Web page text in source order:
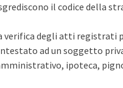
il codice della
verifica degli atti registrati
ad un soggetto
ipoteca,